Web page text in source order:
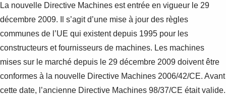
Suggestions
Products
See more products
Shopping list preview
0
La nouvelle Directive Machines est entrée en vigueur le 29
décembre 2009. Il s’agit d’une mise à jour des règles
communes de l’UE qui existent depuis 1995 pour les
constructeurs et fournisseurs de machines. Les machines
mises sur le marché depuis le 29 décembre 2009 doivent être
conformes à la nouvelle Directive Machines 2006/42/CE. Avant
cette date, l’ancienne Directive Machines 98/37/CE était valide.